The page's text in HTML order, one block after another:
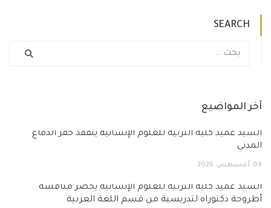
SEARCH
آخر المواضيع
السيد عميد كلية التربية للعلوم الإنسانية يتفقد خفر الدفاع
المدني
09 أغسطس 2026
السيد عميد كلية التربية للعلوم الإنسانية يحضر مناقشة
أطروحة دكتوراه لتدريسية من قسم اللغة العربية